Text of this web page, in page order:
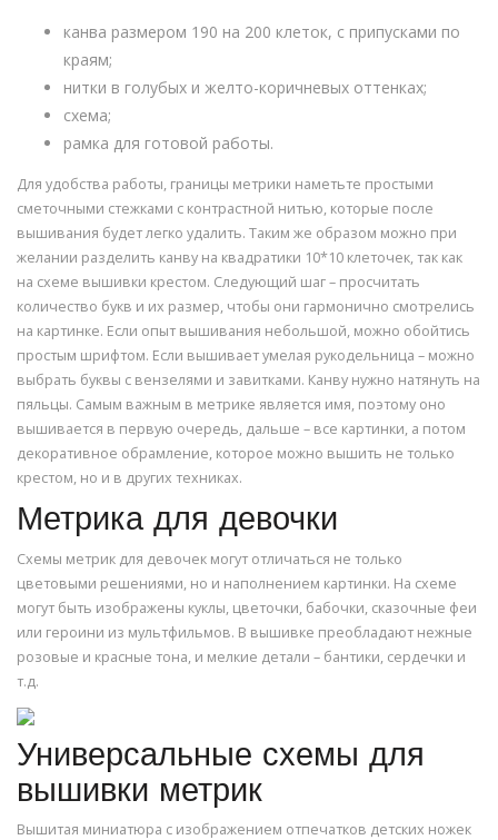
канва размером 190 на 200 клеток, с припусками по
краям;
нитки в голубых и желто-коричневых оттенках;
схема;
рамка для готовой работы.
Для удобства работы, границы метрики наметьте простыми
сметочными стежками с контрастной нитью, которые после
вышивания будет легко удалить. Таким же образом можно при
желании разделить канву на квадратики 10*10 клеточек, так как
на схеме вышивки крестом. Следующий шаг – просчитать
количество букв и их размер, чтобы они гармонично смотрелись
на картинке. Если опыт вышивания небольшой, можно обойтись
простым шрифтом. Если вышивает умелая рукодельница – можно
выбрать буквы с вензелями и завитками. Канву нужно натянуть на
пяльцы. Самым важным в метрике является имя, поэтому оно
вышивается в первую очередь, дальше – все картинки, а потом
декоративное обрамление, которое можно вышить не только
крестом, но и в других техниках.
Метрика для девочки
Схемы метрик для девочек могут отличаться не только
цветовыми решениями, но и наполнением картинки. На схеме
могут быть изображены куклы, цветочки, бабочки, сказочные феи
или героини из мультфильмов. В вышивке преобладают нежные
розовые и красные тона, и мелкие детали – бантики, сердечки и
т.д.
Универсальные схемы для
вышивки метрик
Вышитая миниатюра с изображением отпечатков детских ножек